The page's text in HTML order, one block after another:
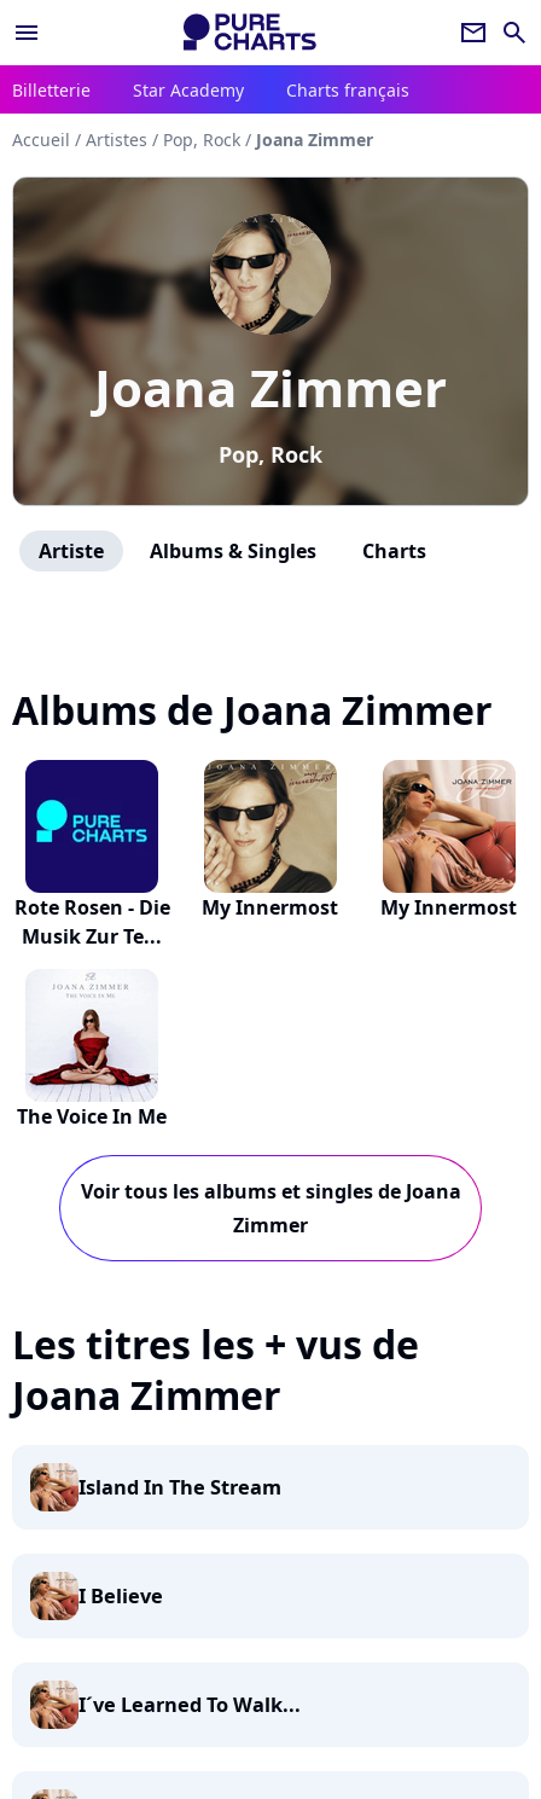
menu newsletter search
Billetterie Star Academy Charts français
Accueil / Artistes / Pop, Rock / Joana Zimmer
Joana Zimmer
Pop, Rock
Artiste Albums & Singles Charts
Albums de Joana Zimmer
Rote Rosen - Die
Musik Zur Te...
My Innermost My Innermost
The Voice In Me
Voir tous les albums et singles de Joana
Zimmer
Les titres les + vus de
Joana Zimmer
Island In The Stream
I Believe
I´ve Learned To Walk...